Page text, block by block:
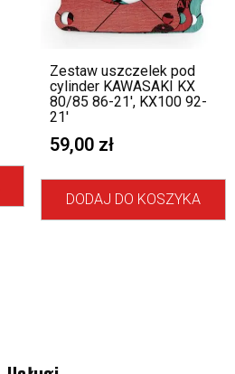
Zestaw uszczelek pod
cylinder KAWASAKI KX
80/85 86-21′, KX100 92-
21′
59,00 zł
DODAJ DO KOSZYKA